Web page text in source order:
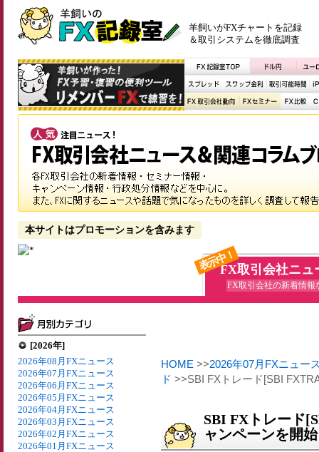
羊飼いがFXチャートを記録
＆取引システムを徹底調査
本サイトはプロモーションを含みます
表示中！FX取引会社ニュ
FX取引会社の新着情報
[2026年]
2026年08月FXニュース
2026年07月FXニュース
2026年06月FXニュース
2026年05月FXニュース
2026年04月FXニュース
2026年03月FXニュース
2026年02月FXニュース
2026年01月FXニュース
HOME >>2026年07月FXニュー
ド >>SBI FXトレード[SBI
SBI FXトレード
ャンペーンを開始